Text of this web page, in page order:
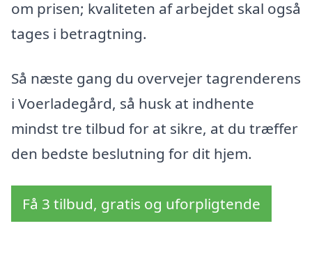
om prisen; kvaliteten af arbejdet skal også
tages i betragtning.
Så næste gang du overvejer tagrenderens
i Voerladegård, så husk at indhente
mindst tre tilbud for at sikre, at du træffer
den bedste beslutning for dit hjem.
Få 3 tilbud, gratis og uforpligtende